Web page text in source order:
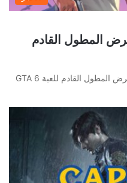
المطول القادم
يبدو أن نتفلكس قد كشفت عن مدة العرض المطول القادم للعبة GTA 6